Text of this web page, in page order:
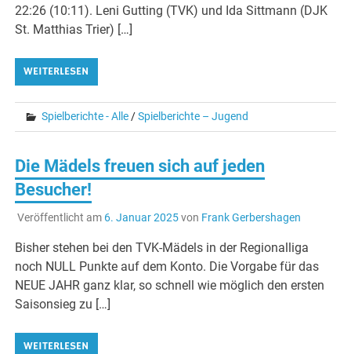
22:26 (10:11). Leni Gutting (TVK) und Ida Sittmann (DJK
St. Matthias Trier) […]
WEITERLESEN
Spielberichte - Alle /Spielberichte – Jugend
Die Mädels freuen sich auf jeden
Besucher!
Veröffentlicht am 6. Januar 2025von Frank Gerbershagen
Bisher stehen bei den TVK-Mädels in der Regionalliga
noch NULL Punkte auf dem Konto. Die Vorgabe für das
NEUE JAHR ganz klar, so schnell wie möglich den ersten
Saisonsieg zu […]
WEITERLESEN